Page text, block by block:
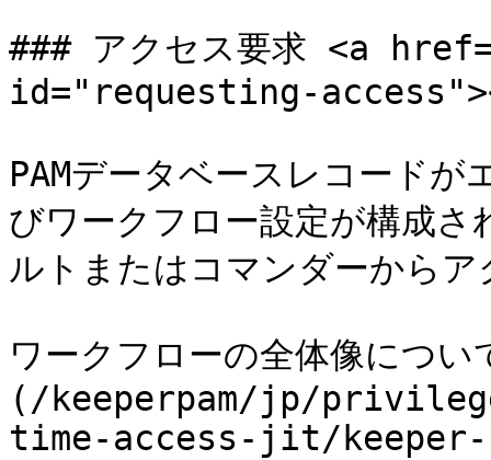
### アクセス要求 <a
id="requesting-
PAMデータベースレコード
びワークフロー設定が構成
ルトまたはコマンダーから
ワークフローの全体像につ
(/keeperpam/jp/
time-access-jit/keeper-